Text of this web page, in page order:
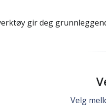
gir deg
Velg